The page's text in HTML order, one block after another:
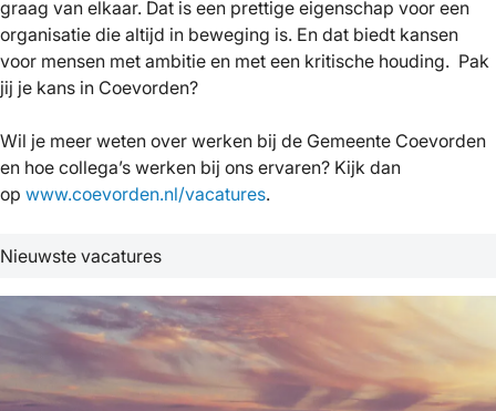
graag van elkaar. Dat is een prettige eigenschap voor een
organisatie die altijd in beweging is. En dat biedt kansen
voor mensen met ambitie en met een kritische houding. Pak
jij je kans in Coevorden?
Wil je meer weten over werken bij de Gemeente Coevorden
en hoe collega’s werken bij ons ervaren? Kijk dan
op www.coevorden.nl/vacatures.
Nieuwste vacatures